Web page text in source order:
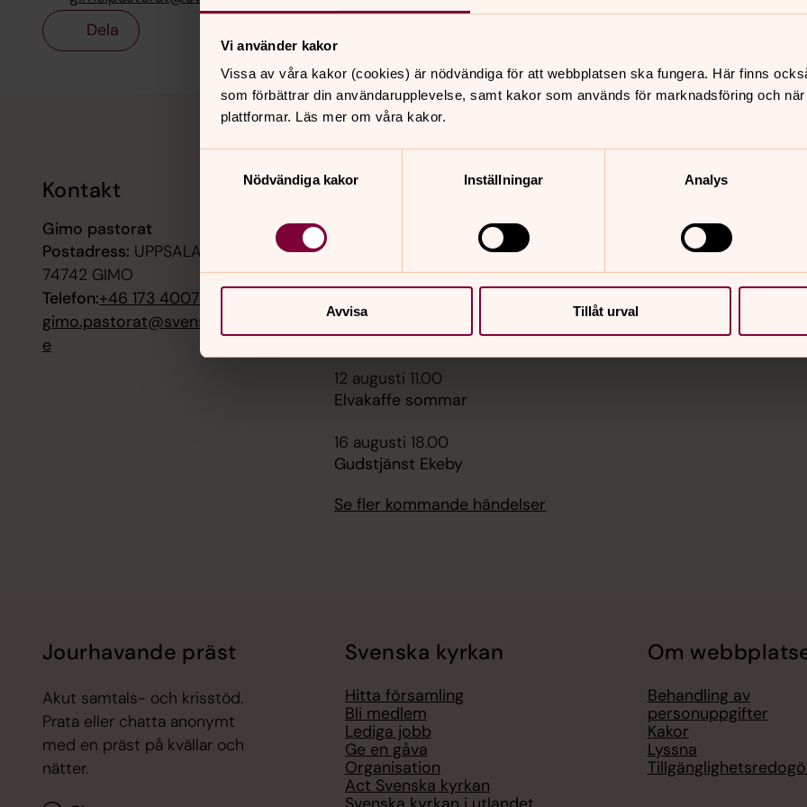
Vi använder kakor
Vissa av våra kakor (cookies) är nödvändiga för att webbplatsen ska fungera. Här finns
som förbättrar din användarupplevelse, samt kakor som används för marknadsföring och
plattformar. Läs mer om våra kakor.
Nödvändiga kakor
Inställningar Analys
Avvisa Tillåt urval
Dela
Kontakt
Gimo pastorat
Postadress: UPPSALAVÄGEN 21,
74742 GIMO
Telefon:+46 173 40077
gimo.pastorat@svenskakyrkan.s
e
Kalender
Gudstjänst i det gröna
frälsarkransens pärlor
10 augusti 18.30
Allsång vid ån Skäfthammar
12 augusti 11.00
Elvakaffe sommar
16 augusti 18.00
Gudstjänst Ekeby
Se fler kommande händelser
Hitta snabbt
Sidkarta
Jourhavande präst
Akut samtals- och krisstöd.
Prata eller chatta anonymt
med en präst på kvällar och
nätter.
Svenska kyrkan
Hitta församling
Bli medlem
Lediga jobb
Ge en gåva
Organisation
Act Svenska kyrkan
Om
Behandling av
personuppgifter
Kakor
Lyssna